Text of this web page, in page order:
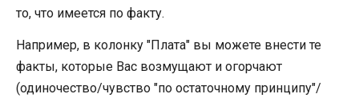
то, что имеется по факту.
Например, в колонку "Плата" вы можете внести те
факты, которые Вас возмущают и огорчают
(одиночество/чувство "по остаточному принципу"/